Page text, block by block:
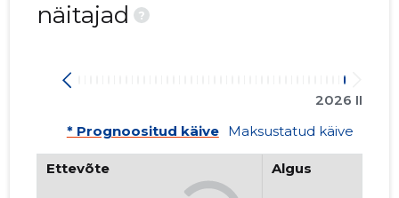
näitajad
?
2026 II
* Prognoositud käive Maksustatud käive
Ettevõte Algus